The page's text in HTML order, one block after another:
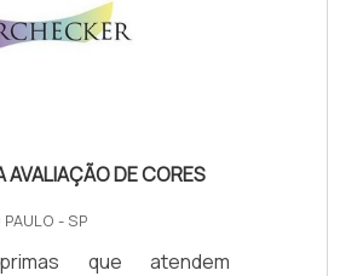
- Cones,
para condo.
AVALIAÇÃO DE CORES
- SP
que atendem